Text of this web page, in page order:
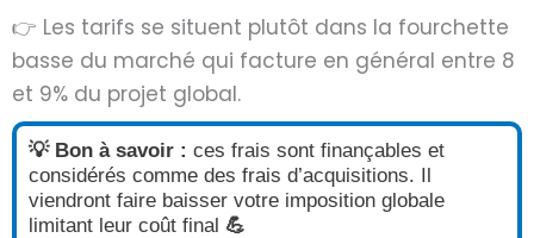
👉 Les tarifs se situent plutôt dans la fourchette
basse du marché qui facture en général entre 8
et 9% du projet global.
💡 Bon à savoir : ces frais sont finançables et
considérés comme des frais d’acquisitions. Il
viendront faire baisser votre imposition globale
limitant leur coût final 💪